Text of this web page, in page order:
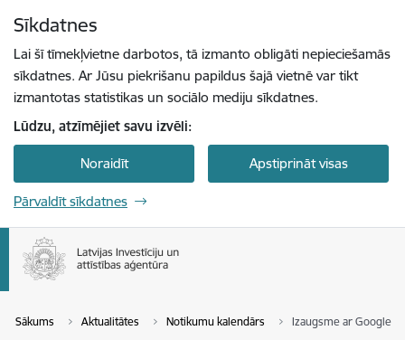
Sīkdatnes
Lai šī tīmekļvietne darbotos, tā izmanto obligāti nepieciešamās
sīkdatnes. Ar Jūsu piekrišanu papildus šajā vietnē var tikt
izmantotas statistikas un sociālo mediju sīkdatnes.
Lūdzu, atzīmējiet savu izvēli:
Noraidīt Apstiprināt visas
Pārvaldīt sīkdatnes
Sākums Aktualitātes Notikumu kalendārs Izaugsme ar Google -